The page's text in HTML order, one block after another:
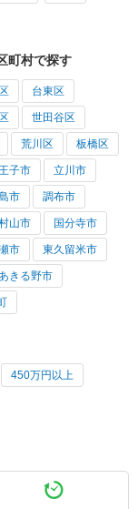
町村で探す
台東区
世田谷区
荒川区 板橋区
子市 立川市
市 調布市
山市 国分寺市
市 東久留米市
あきる野市
450万円以上